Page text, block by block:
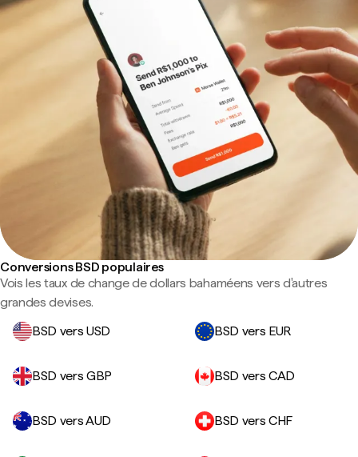
Conversions BSD populaires
Vois les taux de change de dollars bahaméens vers d'autres
grandes devises.
BSD vers USD
BSD vers EUR
BSD vers GBP BSD vers CAD
BSD vers AUD BSD vers CHF